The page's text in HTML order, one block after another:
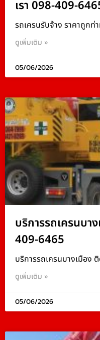
เรา 098-409-
รถเครนรับจ้าง ราคาถูกท่
ดูเพิ่มเติม »
05/06/2026
บริการรถเครนบา
409-6465
บริการรถเครนบางเมือง
ดูเพิ่มเติม »
05/06/2026